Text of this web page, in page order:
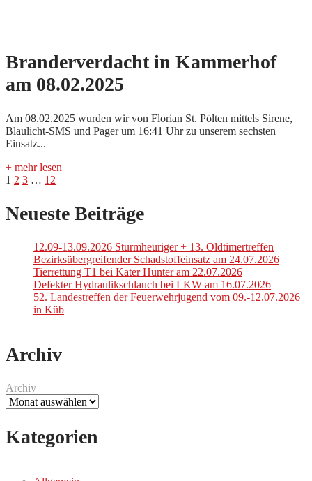
Branderverdacht in Kammerhof
am 08.02.2025
Am 08.02.2025 wurden wir von Florian St. Pölten mittels Sirene,
Blaulicht-SMS und Pager um 16:41 Uhr zu unserem sechsten
Einsatz...
+ mehr lesen
Seitennummerierung
der
1 2 3 … 12
Neueste Beiträge
12.09-13.09.2026 Sturmheuriger + 13. Oldtimertreffen
Bezirksübergreifender Schadstoffeinsatz am 24.07.2026
Tierrettung T1 bei Kater Hunter am 22.07.2026
Defekter Hydraulikschlauch bei LKW am 16.07.2026
52. Landestreffen der Feuerwehrjugend vom 09.-12.07.2026
in Küb
Archiv
Archiv
Kategorien